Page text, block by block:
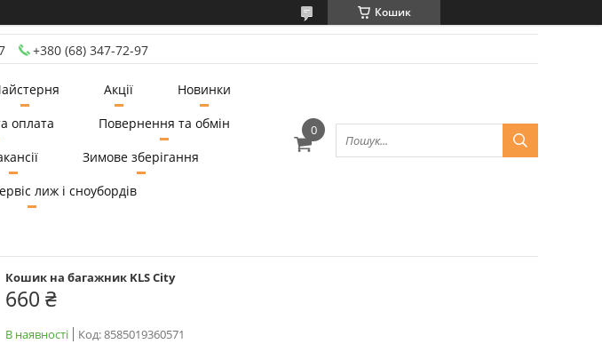
Кошик
+380 (68) 347-72-97
Акції
Новинки
оплата
Повернення та обмін
Зимове зберігання
лиж і сноубордів
Кошик на багажник KLS City
660 ₴
В наявності Код:8585019360571